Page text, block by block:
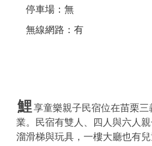
停車場：無
無線網路：有
鯉享童樂親子民宿位在苗栗
業。民宿有雙人、四人與六人
溜滑梯與玩具，一樓大廳也有兒